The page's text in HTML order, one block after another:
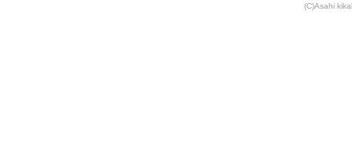
(C)Asahi